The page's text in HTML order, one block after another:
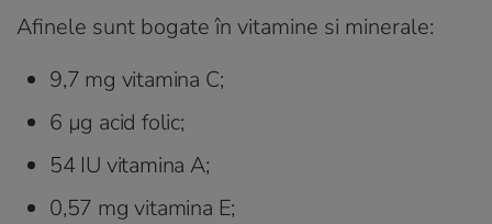
Afinele sunt bogate în vitamine si minerale:
9,7 mg vitamina C;
6 µg acid folic;
54 IU vitamina A;
0,57 mg vitamina E;